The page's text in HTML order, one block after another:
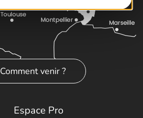
Comment venir ?
Espace Pro